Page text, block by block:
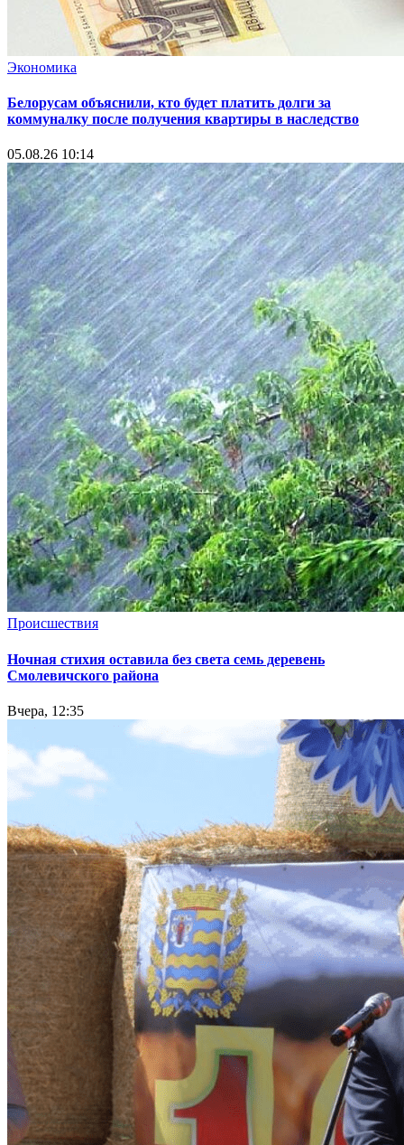
Экономика
Белорусам объяснили, кто будет платить долги за
коммуналку после получения квартиры в наследство
05.08.26 10:14
Происшествия
Ночная стихия оставила без света семь деревень
Смолевичского района
Вчера, 12:35